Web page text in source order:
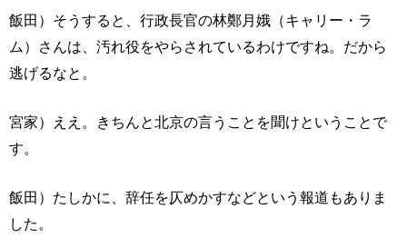
飯田）そうすると、行政長官の林鄭月娥（キャリー・ラ
ム）さんは、汚れ役をやらされているわけですね。だから
逃げるなと。
宮家）ええ。きちんと北京の言うことを聞けということで
す。
飯田）たしかに、辞任を仄めかすなどという報道もありま
した。